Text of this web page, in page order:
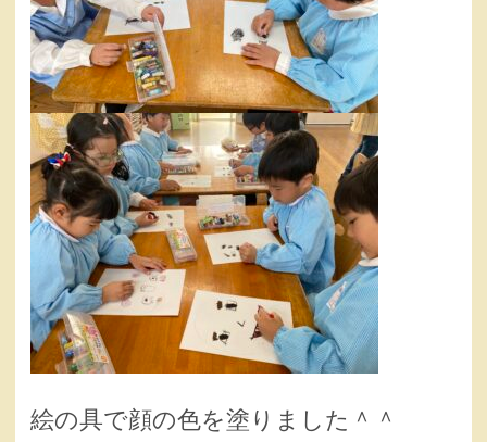
絵の具で顔の色を塗りました＾＾